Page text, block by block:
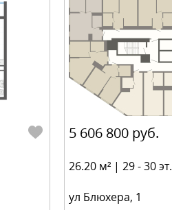
5 606 800 руб.
26.20 м² | 29 - 30 эт.
ул Блюхера, 1